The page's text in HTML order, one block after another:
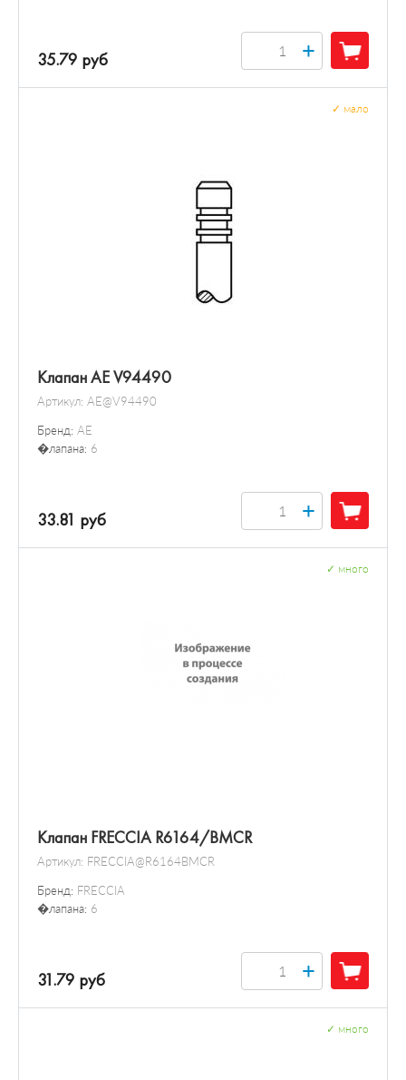
35.79 руб +
Клапан AE V94490
Артикул: AE@V94490
Бренд: AE
�лапана: 6
мало
33.81 руб +
Клапан FRECCIA R6164/BMCR
Артикул: FRECCIA@R6164BMCR
Бренд: FRECCIA
�лапана: 6
много
31.79 руб +
много